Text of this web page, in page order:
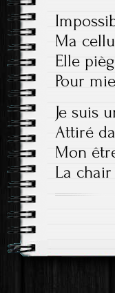
Ma
Elle
Pour
Je suis
Attiré
Mon
La chair